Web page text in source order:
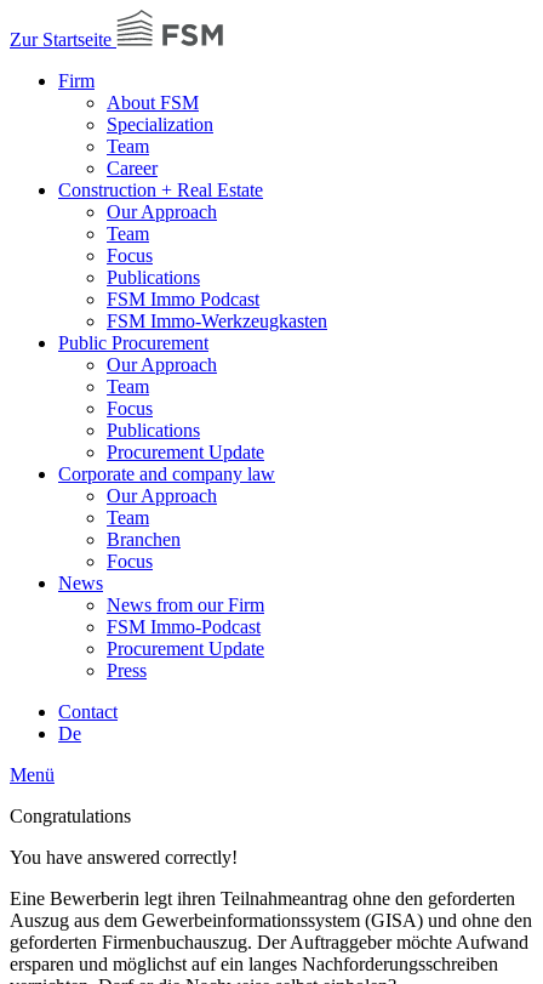
Zur Startseite
Firm
About FSM
Specialization
Team
Career
Construction + Real Estate
Our Approach
Team
Focus
Publications
FSM Immo Podcast
FSM Immo-Werkzeugkasten
Public Procurement
Our Approach
Team
Focus
Publications
Procurement Update
Corporate and company law
Our Approach
Team
Branchen
Focus
News
News from our Firm
FSM Immo-Podcast
Procurement Update
Press
Contact
De
Menü
Congratulations
You have answered correctly!
Eine Bewerberin legt ihren Teilnahmeantrag ohne den geforderten
Auszug aus dem Gewerbeinformationssystem (GISA) und ohne den
geforderten Firmenbuchauszug. Der Auftraggeber möchte Aufwand
ersparen und möglichst auf ein langes Nachforderungsschreiben